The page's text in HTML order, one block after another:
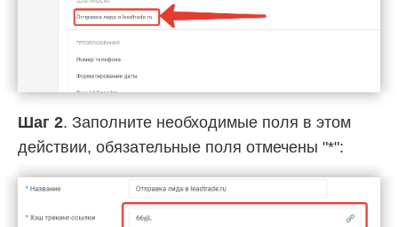
Шаг 2. Заполните необходимые поля в этом
действии, обязательные поля отмечены "*":